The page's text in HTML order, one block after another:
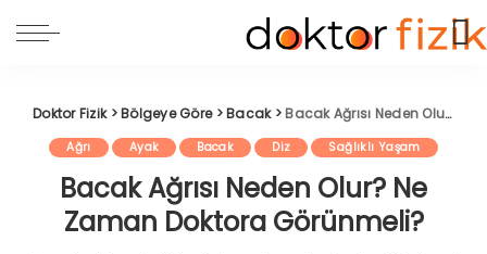
Doktor Fizik>Bölgeye Göre>Bacak> Bacak Ağrısı Neden Olur? Ne Zaman Doktora Görünmeli?
Ağrı Ayak Bacak Diz Sağlıklı Yaşam
Bacak Ağrısı Neden Olur? Ne
Zaman Doktora Görünmeli?